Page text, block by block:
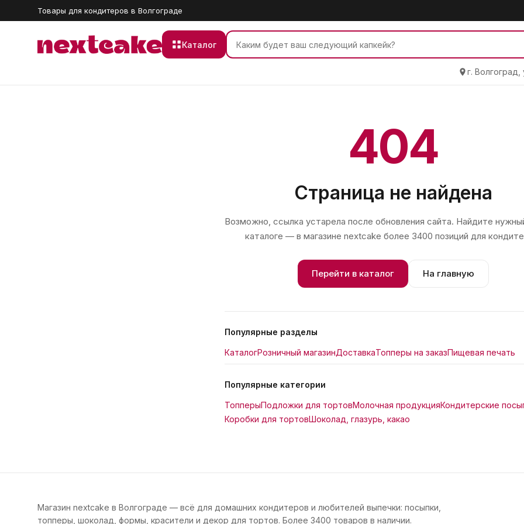
Товары для кондитеров в Волгограде
Каталог
г.
404
Страница не найдена
Возможно, ссылка устарела после обновления сайта. Найдите
каталоге — в магазине nextcake более 3400 позиций для
Перейти в каталог На главную
Популярные разделы
КаталогРозничный магазинДоставкаТопперы на заказПищевая печать
Популярные категории
ТопперыПодложки для тортовМолочная продукцияКондитерские
Коробки для тортовШоколад, глазурь, какао
Магазин nextcake в Волгограде — всё для домашних кондитеров и любителей выпечки: посыпки,
топперы, шоколад, формы, красители и декор для тортов. Более 3400 товаров в наличии.